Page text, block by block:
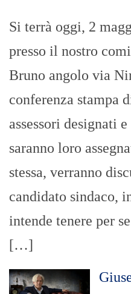
Si terrà oggi, 2
presso il nostro
Bruno angolo via
conferenza stampa
assessori designati
saranno loro
stessa, verranno
candidato sindaco,
intende tenere per
[…]